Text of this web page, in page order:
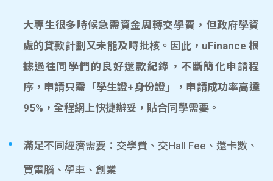
大專生很多時候急需資金周轉交學費，但政府學資
處的貸款計劃又未能及時批核。因此，uFinance 根
據過往同學們的良好還款紀錄，不斷簡化申請程
序，申請只需「學生證+身份證」，申請成功率高達
95%，全程網上快捷辦妥，貼合同學需要。
滿足不同經濟需要：交學費、交Hall Fee、還卡數、
買電腦、學車、創業